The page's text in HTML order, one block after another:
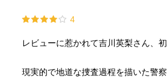
4
レビューに惹かれて吉川英梨さん、
現実的で地道な捜査過程を描いた警